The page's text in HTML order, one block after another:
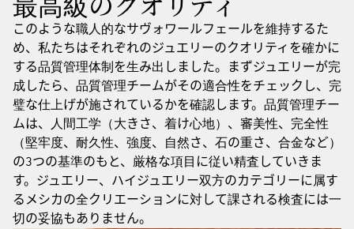
最高級のクオリティ
このような職人的なサヴォワールフェールを維持するた
め、私たちはそれぞれのジュエリーのクオリティを確かに
する品質管理体制を生み出しました。まずジュエリーが完
成したら、品質管理チームがその適合性をチェックし、完
璧な仕上げが施されているかを確認します。品質管理チー
ムは、人間工学（大きさ、着け心地）、審美性、完全性
（堅牢度、耐久性、強度、自然さ、石の重さ、合金など）
の3つの基準のもと、厳格な項目に従い精査していきま
す。ジュエリー、ハイジュエリー双方のカテゴリーに属す
るメシカの全クリエーションに対して課される検査には一
切の妥協もありません。